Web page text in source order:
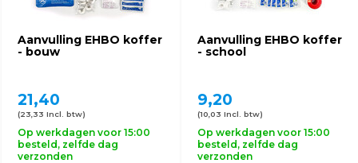
Aanvulling EHBO koffer
- bouw
21,40
(23,33 Incl. btw)
Op werkdagen voor 15:00
besteld, zelfde dag
verzonden
Aanvulling EHBO koffer
- school
9,20
(10,03 Incl. btw)
Op werkdagen voor 15:00
besteld, zelfde dag
verzonden